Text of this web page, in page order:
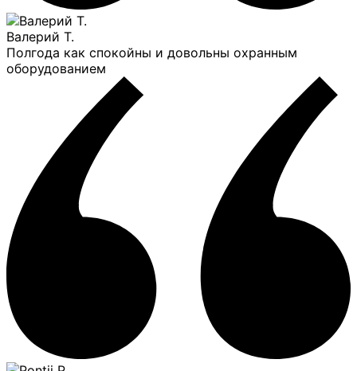
Валерий Т.
Полгода как спокойны и довольны охранным
оборудованием